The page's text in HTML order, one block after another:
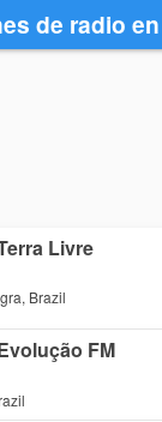
de radio
Livre
Brazil
FM